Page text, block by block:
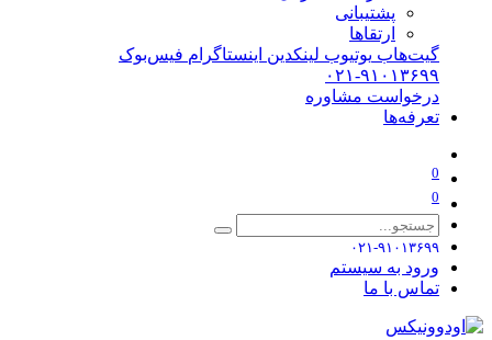
پشتیبانی
ارتقاها
گیت‌هاب یوتیوب لینکدین اینستاگرام فیس‌بوک
۰۲۱-۹۱۰۱۳۶۹۹
درخواست مشاوره
تعرفه‌ها
0
0
۰۲۱-۹۱۰۱۳۶۹۹
ورود به سیستم
تماس با ما